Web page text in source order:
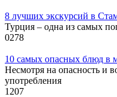
8 лучших экскурсий в
Турция – одна из самых
0278
10 самых опасных блюд в
Несмотря на опасность и
употребления
1 207